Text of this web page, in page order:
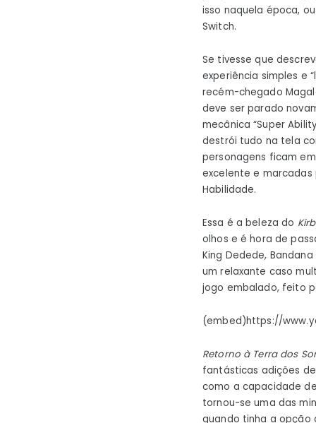
isso naquela época,
Switch.
Se tivesse que
experiência simples e
recém-chegado
deve ser parado
mecânica “Super
destrói tudo na tela
personagens ficam
excelente e
Habilidade.
Essa é a beleza do
olhos e é hora de
King Dedede,
um relaxante caso
jogo embalado, feito
(embed)https://
Retorno à Terra dos
fantásticas adições
como a capacidade
tornou-se uma das
quando tinha a opção